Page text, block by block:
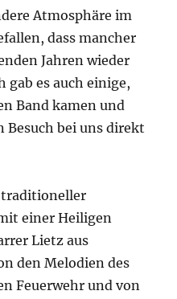
Atmosphäre im
dass mancher
Jahren wieder
gab es auch einige,
Band kamen und
bei uns direkt
traditioneller
einer Heiligen
Lietz aus
den Melodien des
Feuerwehr und von